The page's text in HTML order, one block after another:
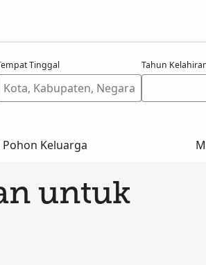
Tinggal Tahun
Keluarga
untuk